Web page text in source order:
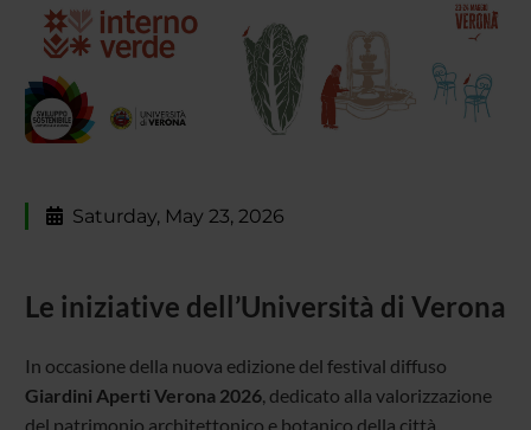
Saturday, May 23, 2026
Le iniziative dell’Università di Verona
In occasione della nuova edizione del festival diffuso
Giardini Aperti Verona 2026, dedicato alla valorizzazione
del patrimonio architettonico e botanico della città,